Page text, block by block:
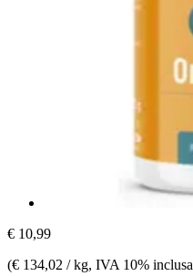
€ 10,99
(€ 134,02 / kg, IVA 10% inclusa